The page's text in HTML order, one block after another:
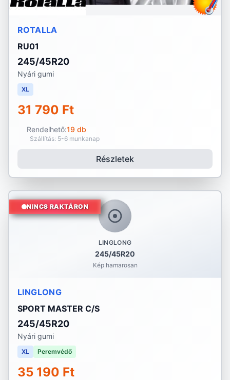
ROTALLA
RU01
245/45R20
Nyári gumi
XL
31 790 Ft
Rendelhető:19 db
Szállítás: 5-6 munkanap
Részletek
LINGLONG
245/45R20
Kép hamarosan
NINCS RAKTÁRON
LINGLONG
SPORT MASTER C/S
245/45R20
Nyári gumi
XL Peremvédő
35 190 Ft